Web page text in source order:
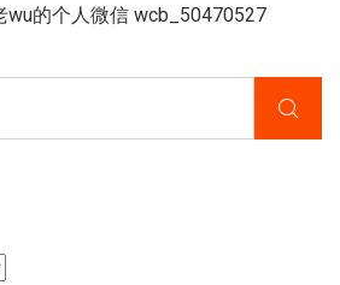
wu的个人微信 wcb_50470527